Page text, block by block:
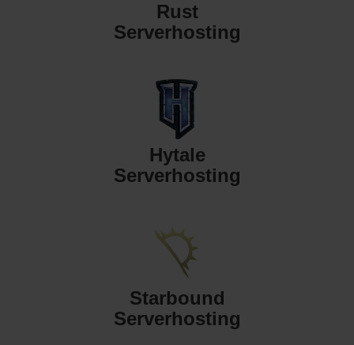
Rust
Serverhosting
Hytale
Serverhosting
Starbound
Serverhosting